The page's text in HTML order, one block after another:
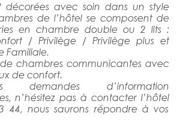
décorées avec soin dans un style
de l’hôtel se composent de
en chambre double ou 2 lits :
/ Privilège / Privilège plus et
Familiale.
de chambres communicantes avec
de confort.
demandes d’information
n’hésitez pas à contacter l’hôtel
44, nous saurons répondre à vos